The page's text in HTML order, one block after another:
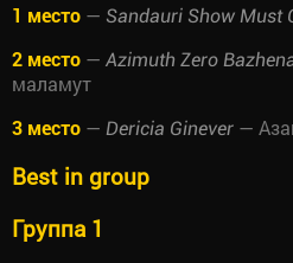
1 место — Sandauri Show Must
2 место — Azimuth Zero
маламут
3 место — Dericia Ginever —
Best in group
Группа 1